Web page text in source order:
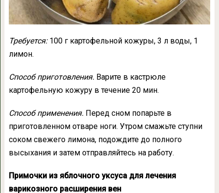
Требуется:100 г картофельной кожуры, 3 л воды, 1
лимон.
Способ приготовления. Варите в кастрюле
картофельную кожуру в течение 20 мин.
Способ применения. Перед сном попарьте в
приготовленном отваре ноги. Утром смажьте ступни
соком свежего лимона, подождите до полного
высыхания и затем отправляйтесь на работу.
Примочки из яблочного уксуса для лечения
варикозного расширения вен